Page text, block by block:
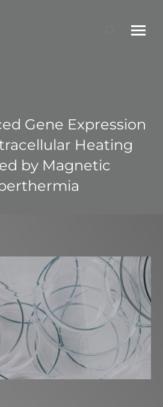
Search:
Gene Expression
Heating
by Magnetic